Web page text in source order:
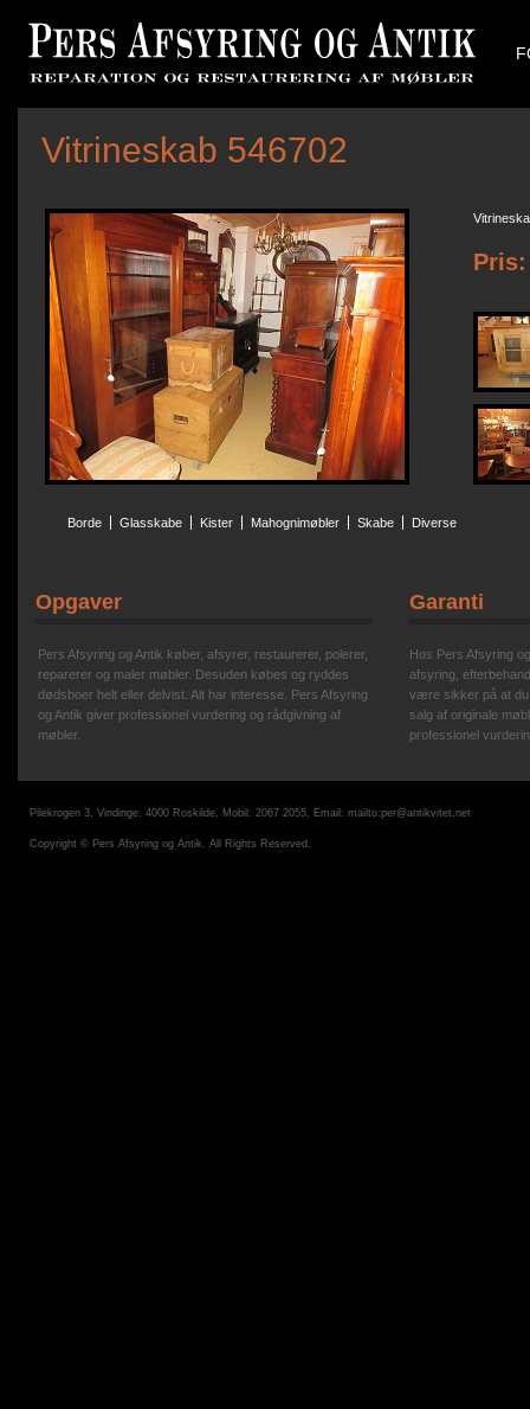
Vitrineskab 546702
Pris:
Borde Glasskabe Kister Mahognimøbler Skabe Diverse
Opgaver
Pers Afsyring og Antik køber, afsyrer, restaurerer, polerer,
reparerer og maler møbler. Desuden købes og ryddes
dødsboer helt eller delvist. Alt har interesse. Pers Afsyring
og Antik giver professionel vurdering og rådgivning af
møbler.
Garanti
Hos Pers Afsyring
afsyring,
være sikker på at
salg af originale
professionel
Pilekrogen 3, Vindinge, 4000 Roskilde, Mobil: 2067 2055, Email: mailto:per@antikvitet.net
Copyright © Pers Afsyring og Antik. All Rights Reserved.